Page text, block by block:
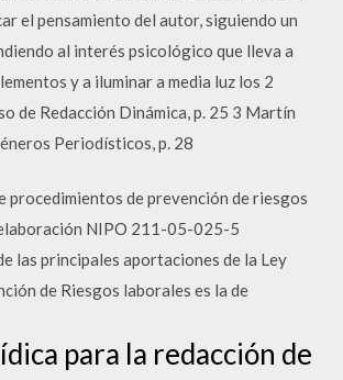
el pensamiento del autor, siguiendo un
al interés psicológico que lleva a
y a iluminar a media luz los 2
de Redacción Dinámica, p. 25 3 Martín
Periodísticos, p. 28
procedimientos de prevención de riesgos
NIPO 211-05-025-5
las principales aportaciones de la Ley
de Riesgos laborales es la de
para la redacción de